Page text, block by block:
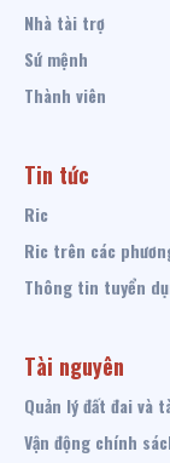
Nhà tài trợ
Sứ mệnh
Thành viên
Tin tức
Ric
Ric trên các
Thông tin tuyển
Tài nguyên
Quản lý đất đai và
Vận động chính